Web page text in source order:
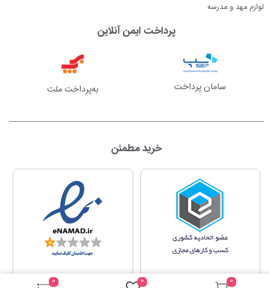
لوازم مهد و مدرسه
پرداخت ایمن آنلاین
سامان پرداخت به‌پرداخت ملت
خرید مطمئن
0
0
0